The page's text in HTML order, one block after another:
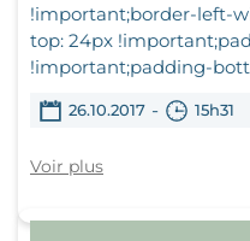
!important;border-left-
top: 24px
!important;padding-
26.10.2017 - 15h31
Voir plus